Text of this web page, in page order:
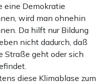
eine Demokratie
wird man ohnehin
Da hilft nur Bildung
nicht dadurch, daß
Straße geht oder sich
diese Klimablase zum